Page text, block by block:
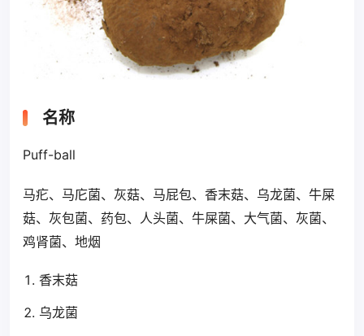
名称
Puff-ball
马疕、马庀菌、灰菇、马屁包、香末菇、乌龙菌、牛屎
菇、灰包菌、药包、人头菌、牛屎菌、大气菌、灰菌、
鸡肾菌、地烟
香末菇
乌龙菌